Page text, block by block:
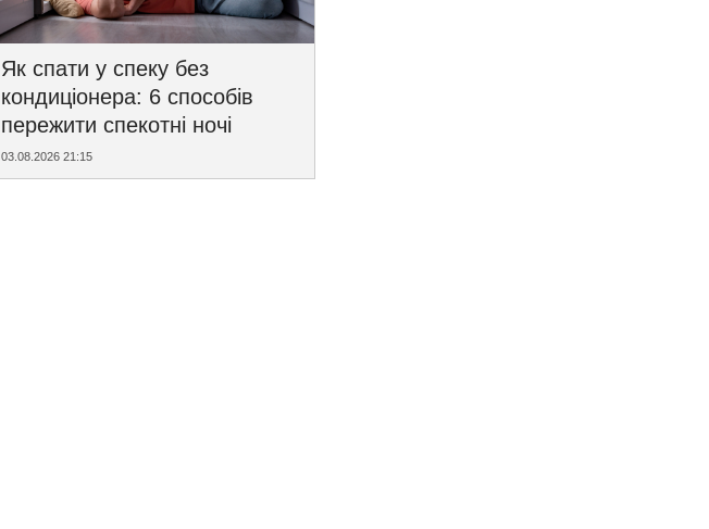
Як спати у спеку без
кондиціонера: 6 способів
пережити спекотні ночі
03.08.2026 21:15